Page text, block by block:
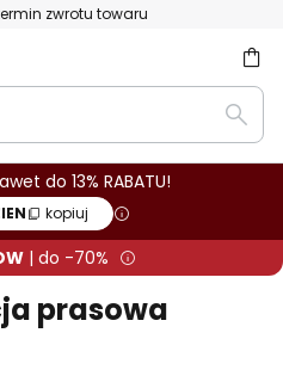
zwrotu towaru
do 13% RABATU!
kopiuj
| do -70%
prasowa